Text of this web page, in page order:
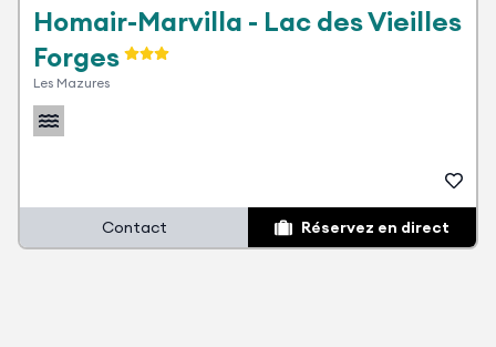
Homair-Marvilla - Lac des Vieilles
Forges
Les Mazures
Contact Réservez en direct